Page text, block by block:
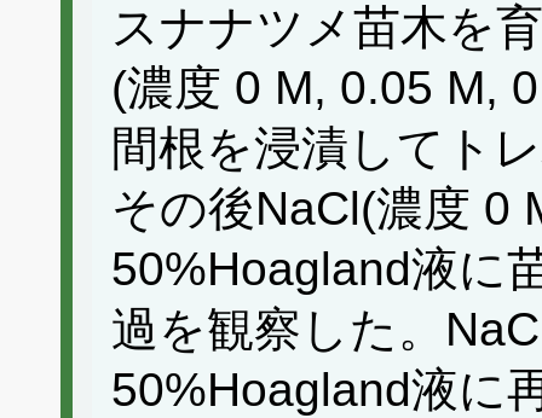
スナナツメ苗木を
(濃度 0 M, 0.05 M,
間根を浸漬してト
その後NaCl(濃度 0
50%Hoagland液に
過を観察した。
50%Hoagland液に